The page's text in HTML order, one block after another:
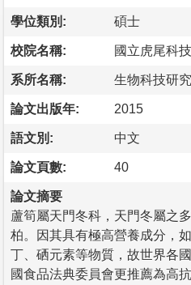
學位類別: 碩士
校院名稱: 國立虎尾科
系所名稱: 生物科技研
論文出版年: 2015
語文別: 中文
論文頁數: 40
論文摘要
蘆筍屬天門冬科，天門冬屬之
柏。因其具有極高營養成分，
丁、硒元素等物質，故世界各
國食品法典委員會更推薦為高